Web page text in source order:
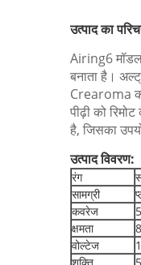
उत्पाद का
Airing6 मॉडल
बनाता है।
Crearoma
पीढ़ी को
है, जिसका
उत्पाद विवरण:
रंग
सामग्री
कवरेज
क्षमता
वोल्टेज